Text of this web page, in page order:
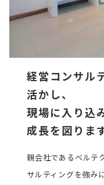
経営コンサル
活かし、
現場に入り込
成長を図ります
親会社であるベルテ
サルティングを強み